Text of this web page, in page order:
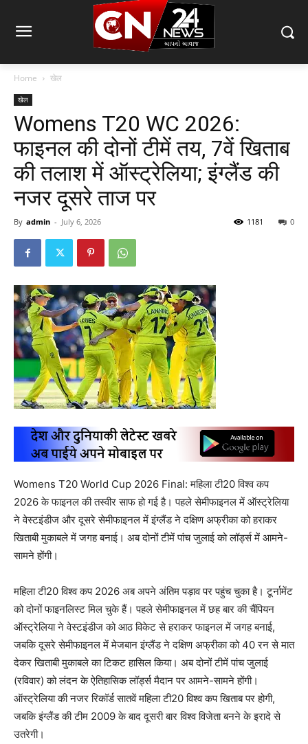
Home खेल
खेल
Womens T20 WC 2026:
फाइनल की दोनों टीमें तय, 7वें खिताब
की तलाश में ऑस्ट्रेलिया; इंग्लैंड की
नजर दूसरे ताज पर
By admin - July 6, 2026 0
1181
Womens T20 World Cup 2026 Final: महिला टी20 विश्व कप
2026 के फाइनल की तस्वीर साफ हो गई है। पहले सेमीफाइनल में ऑस्ट्रेलिया
ने वेस्टइंडीज और दूसरे सेमीफाइनल में इंग्लैंड ने दक्षिण अफ्रीका को हराकर
खिताबी मुकाबले में जगह बनाई। अब दोनों टीमें पांच जुलाई को लॉर्ड्स में आमने-
सामने होंगी।
महिला टी20 विश्व कप 2026 अब अपने अंतिम पड़ाव पर पहुंच चुका है। टूर्नामेंट
को दोनों फाइनलिस्ट मिल चुके हैं। पहले सेमीफाइनल में छह बार की चैंपियन
ऑस्ट्रेलिया ने वेस्टइंडीज को आठ विकेट से हराकर फाइनल में जगह बनाई,
जबकि दूसरे सेमीफाइनल में मेजबान इंग्लैंड ने दक्षिण अफ्रीका को 40 रन से मात
देकर खिताबी मुकाबले का टिकट हासिल किया। अब दोनों टीमें पांच जुलाई
(रविवार) को लंदन के ऐतिहासिक लॉर्ड्स मैदान पर आमने-सामने होंगी।
ऑस्ट्रेलिया की नजर रिकॉर्ड सातवें महिला टी20 विश्व कप खिताब पर होगी,
जबकि इंग्लैंड की टीम 2009 के बाद दूसरी बार विश्व विजेता बनने के इरादे से
उतरेगी।